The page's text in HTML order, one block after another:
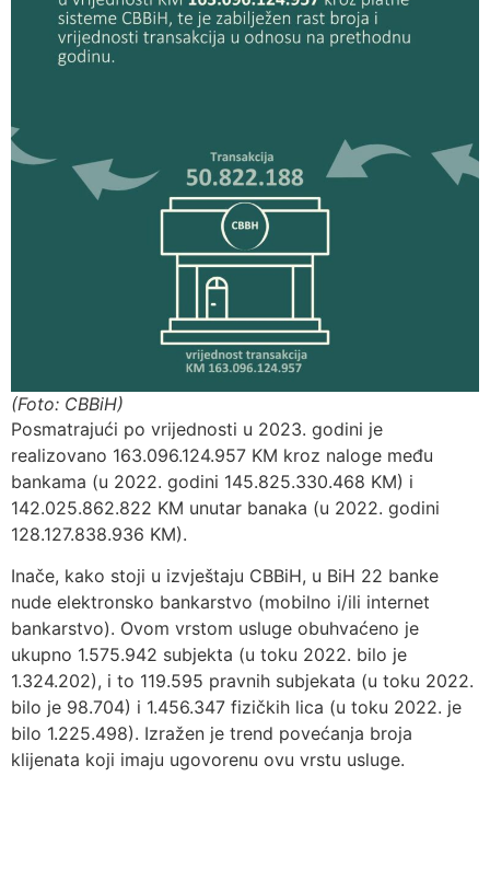
(Foto: CBBiH)
Posmatrajući po vrijednosti u 2023. godini je
realizovano 163.096.124.957 KM kroz naloge među
bankama (u 2022. godini 145.825.330.468 KM) i
142.025.862.822 KM unutar banaka (u 2022. godini
128.127.838.936 KM).
Inače, kako stoji u izvještaju CBBiH, u BiH 22 banke
nude elektronsko bankarstvo (mobilno i/ili internet
bankarstvo). Ovom vrstom usluge obuhvaćeno je
ukupno 1.575.942 subjekta (u toku 2022. bilo je
1.324.202), i to 119.595 pravnih subjekata (u toku 2022.
bilo je 98.704) i 1.456.347 fizičkih lica (u toku 2022. je
bilo 1.225.498). Izražen je trend povećanja broja
klijenata koji imaju ugovorenu ovu vrstu usluge.